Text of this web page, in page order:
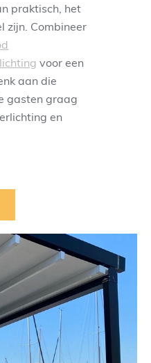
praktisch, het
zijn. Combineer
voor een
aan die
gasten graag
en